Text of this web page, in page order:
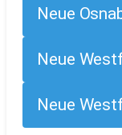
Neue
Neue
Neue